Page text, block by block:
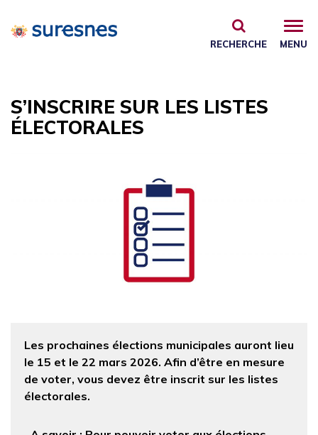
MENU
RECHERCHE
S’INSCRIRE SUR LES LISTES
ÉLECTORALES
Les prochaines élections municipales auront lieu
le 15 et le 22 mars 2026. Afin d’être en mesure
de voter, vous devez être inscrit sur les listes
électorales.